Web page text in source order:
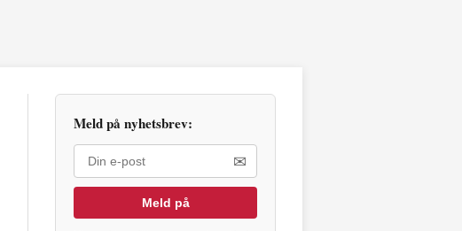
Meld på nyhetsbrev:
✉
Meld på